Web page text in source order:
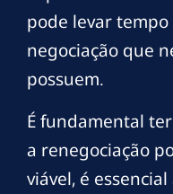
pode levar
negociação que
possuem.
É fundamental
a renegociação
viável, é